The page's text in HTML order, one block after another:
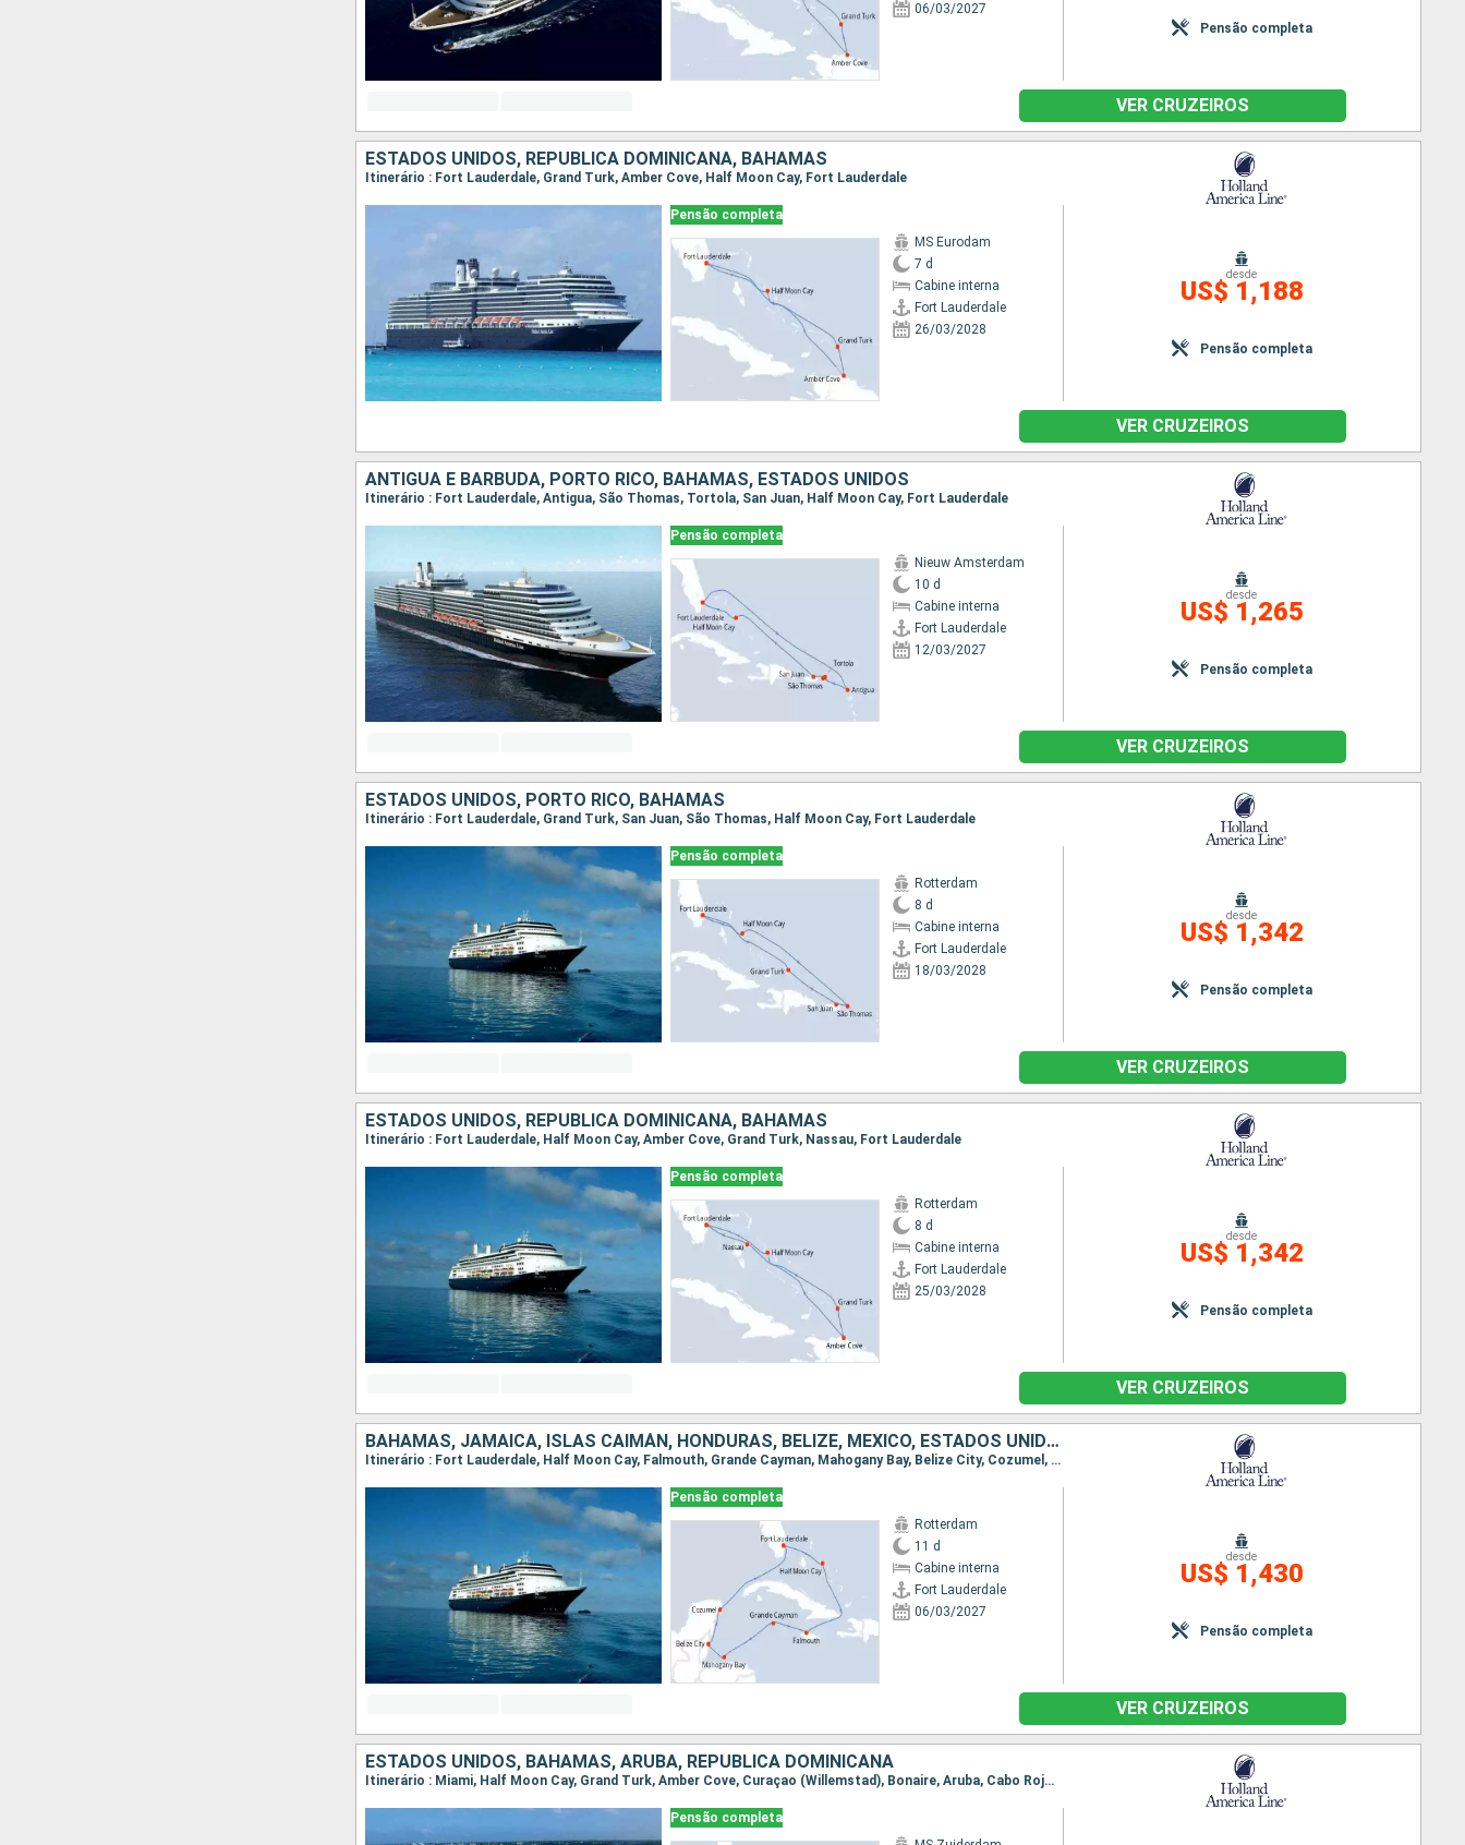
06/03/2027
Pensão completa
VER CRUZEIROS
ESTADOS UNIDOS, REPUBLICA DOMINICANA, BAHAMAS
Itinerário : Fort Lauderdale, Grand Turk, Amber Cove, Half Moon Cay, Fort Lauderdale
Pensão completa
MS Eurodam
7 d
Cabine interna
Fort Lauderdale
26/03/2028
desde
US$ 1,188
Pensão completa
VER CRUZEIROS
ANTIGUA E BARBUDA, PORTO RICO, BAHAMAS, ESTADOS UNIDOS
Itinerário : Fort Lauderdale, Antigua, São Thomas, Tortola, San Juan, Half Moon Cay, Fort Lauderdale
Pensão completa
Nieuw Amsterdam
10 d
Cabine interna
Fort Lauderdale
12/03/2027
desde
US$ 1,265
Pensão completa
VER CRUZEIROS
ESTADOS UNIDOS, PORTO RICO, BAHAMAS
Itinerário : Fort Lauderdale, Grand Turk, San Juan, São Thomas, Half Moon Cay, Fort Lauderdale
Pensão completa
Rotterdam
8 d
Cabine interna
Fort Lauderdale
18/03/2028
desde
US$ 1,342
Pensão completa
VER CRUZEIROS
ESTADOS UNIDOS, REPUBLICA DOMINICANA, BAHAMAS
Itinerário : Fort Lauderdale, Half Moon Cay, Amber Cove, Grand Turk, Nassau, Fort Lauderdale
Pensão completa
Rotterdam
8 d
Cabine interna
Fort Lauderdale
25/03/2028
desde
US$ 1,342
Pensão completa
VER CRUZEIROS
BAHAMAS, JAMAICA, ISLAS CAIMÁN, HONDURAS, BELIZE, MÉXICO, ESTADOS UNIDOS
Itinerário : Fort Lauderdale, Half Moon Cay, Falmouth, Grande Cayman, Mahogany Bay, Belize City, Cozumel, Fort Lauderdale
Pensão completa
Rotterdam
11 d
Cabine interna
Fort Lauderdale
06/03/2027
desde
US$ 1,430
Pensão completa
VER CRUZEIROS
ESTADOS UNIDOS, BAHAMAS, ARUBA, REPUBLICA DOMINICANA
Itinerário : Miami, Half Moon Cay, Grand Turk, Amber Cove, Curaçao (Willemstad), Bonaire, Aruba, Cabo Rojo, Miami
Pensão completa